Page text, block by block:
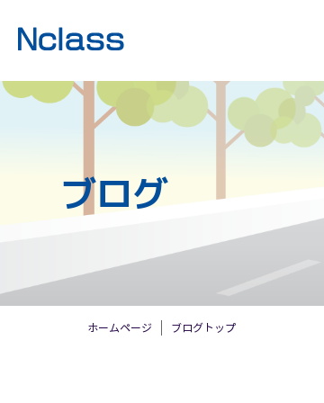
ブログ
ホームページ ブログトップ